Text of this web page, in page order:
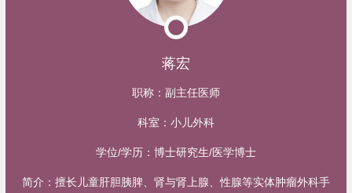
蒋宏
职称： 副主任医师
科室： 小儿外科
学位/学历： 博士研究生/医学博士
简介： 擅长儿童肝胆胰脾、肾与肾上腺、性腺等实体肿瘤外科手